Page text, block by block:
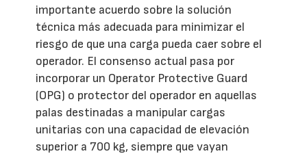
importante acuerdo sobre la solución
técnica más adecuada para minimizar el
riesgo de que una carga pueda caer sobre el
operador. El consenso actual pasa por
incorporar un Operator Protective Guard
(OPG) o protector del operador en aquellas
palas destinadas a manipular cargas
unitarias con una capacidad de elevación
superior a 700 kg, siempre que vayan